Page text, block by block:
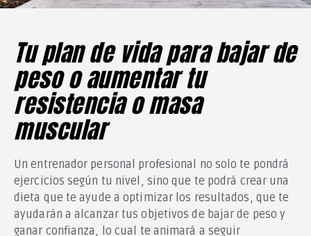
Tu plan de vida para bajar de
peso o aumentar tu
resistencia o masa
muscular
Un entrenador personal profesional no solo te pondrá
ejercicios según tu nivel, sino que te podrá crear una
dieta que te ayude a optimizar los resultados, que te
ayudarán a alcanzar tus objetivos de bajar de peso y
ganar confianza, lo cual te animará a seguir